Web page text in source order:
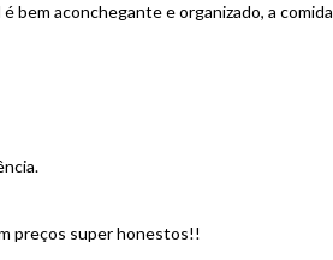
bem aconchegante e organizado, a comida
preços super honestos!!